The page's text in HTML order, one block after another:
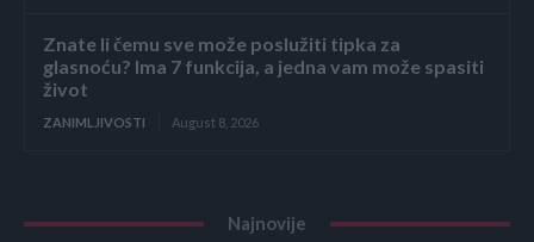
Znate li čemu sve može poslužiti tipka za
glasnoću? Ima 7 funkcija, a jedna vam može spasiti
život
ZANIMLJIVOSTI August 8, 2026
Najnovije